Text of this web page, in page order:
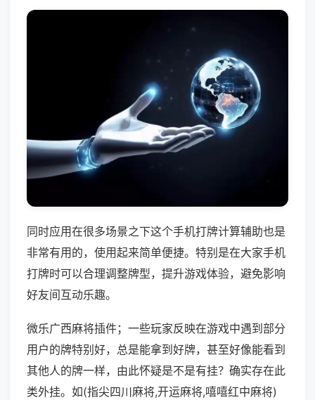
同时应用在很多场景之下这个手机打牌计算辅助也是
非常有用的，使用起来简单便捷。特别是在大家手机
打牌时可以合理调整牌型，提升游戏体验，避免影响
好友间互动乐趣。
微乐广西麻将插件；一些玩家反映在游戏中遇到部分
用户的牌特别好，总是能拿到好牌，甚至好像能看到
其他人的牌一样，由此怀疑是不是有挂？确实存在此
类外挂。如(指尖四川麻将,开运麻将,嘻嘻红中麻将)